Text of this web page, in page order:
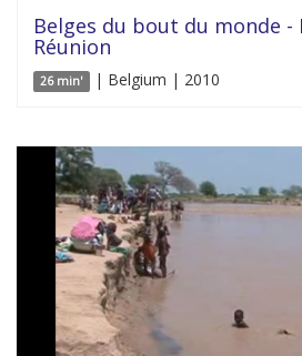
Belges du bout du monde -
Réunion
26 min' | Belgium | 2010